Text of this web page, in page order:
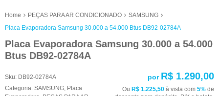
Home PEÇAS PARA AR CONDICIONADO
SAMSUNG
Placa Evaporadora Samsung 30.000 a 54.000 Btus DB92-02784A
Placa Evaporadora Samsung 30.000 a 54.000
Btus DB92-02784A
Sku: DB92-02784A
Categoria: SAMSUNG Placa
por R$ 1.290,00
Ou R$ 1.225,50 à vista com 5% de